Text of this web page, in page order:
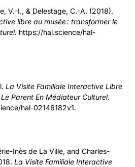
V.-I., & Delestage, C.-A. (2018).
libre au musée : transformer le
https://hal.science/hal-
La Visite Familiale Interactive Libre
Parent En Médiateur Culturel.
hal-02146182v1.
Inès de La Ville, and Charles-
La Visite Familiale Interactive